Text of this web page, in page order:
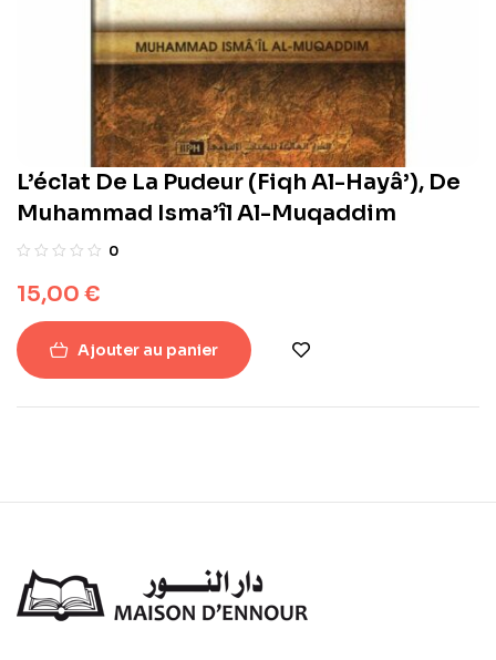
L’éclat De La Pudeur (Fiqh Al-Hayâ’), De
Muhammad Isma’îl Al-Muqaddim
0
15,00 €
Ajouter au panier